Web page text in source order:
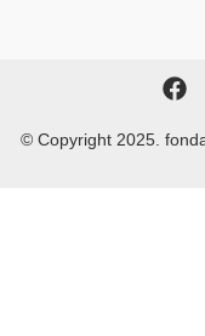
© Copyright 2025.